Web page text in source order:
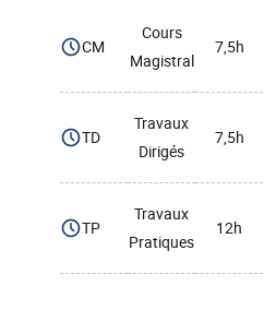
CM
Cours
Magistral
7,5h
TD
Travaux
Dirigés
7,5h
TP
Travaux
Pratiques
12h